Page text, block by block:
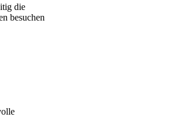
die
besuchen